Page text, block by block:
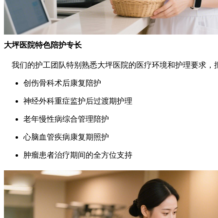
大坪医院特色陪护专长
我们的护工团队特别熟悉大坪医院的医疗环境和护理要求，
创伤骨科术后康复陪护
神经外科重症监护后过渡期护理
老年慢性病综合管理陪护
心脑血管疾病康复期照护
肿瘤患者治疗期间的全方位支持